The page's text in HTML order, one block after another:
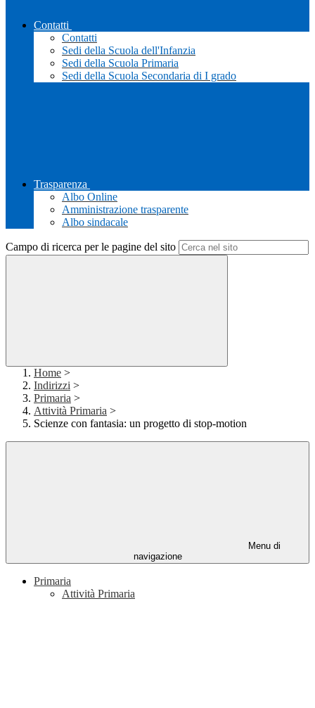
Contatti
Contatti
Sedi della Scuola dell'Infanzia
Sedi della Scuola Primaria
Sedi della Scuola Secondaria di I grado
Trasparenza
Albo Online
Amministrazione trasparente
Albo sindacale
Campo di ricerca per le pagine del sito
Home >
Indirizzi >
Primaria >
Attività Primaria >
Scienze con fantasia: un progetto di stop-motion
Menu di
navigazione
Primaria
Attività Primaria